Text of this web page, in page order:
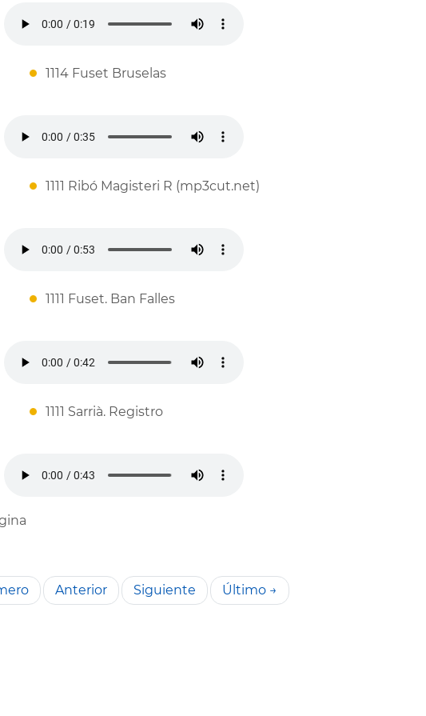
1114 Fuset Bruselas
1111 Ribó Magisteri R (mp3cut.net)
1111 Fuset. Ban Falles
1111 Sarrià. Registro
Anterior Siguiente Último →